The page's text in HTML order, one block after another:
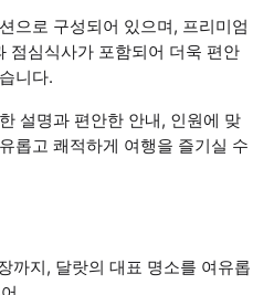
으로 구성되어 있으며, 프리미엄
점심식사가 포함되어 더욱 편안
니다.
설명과 편안한 안내, 인원에 맞
롭고 쾌적하게 여행을 즐기실 수
까지, 달랏의 대표 명소를 여유롭